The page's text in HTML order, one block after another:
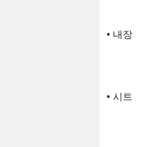
내장
시트